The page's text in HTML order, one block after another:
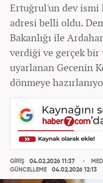
Ertuğrul'un dev
adresi belli oldu.
Bakanlığı ile
verdiği ve gerçek bir
uyarlanan Gecenin
dönmeye
GİRİŞ
04.02.2026 11:37
GÜNCELLEME
04.02.2026 12:13